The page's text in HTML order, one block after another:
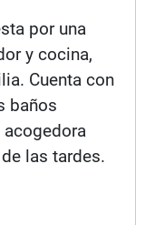
por una
y cocina,
Cuenta con
baños
las tardes.